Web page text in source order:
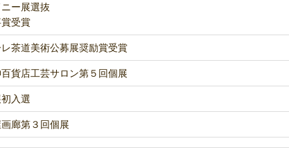
ー展選抜
受賞
茶道美術公募展奨励賞受賞
貨店工芸サロン第５回個展
入選
廊第３回個展